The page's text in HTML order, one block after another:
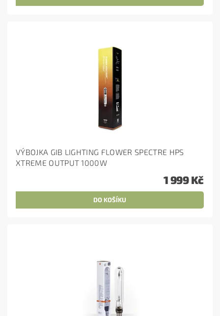
VÝBOJKA GIB LIGHTING FLOWER SPECTRE HPS
XTREME OUTPUT 1000W
1 999 Kč